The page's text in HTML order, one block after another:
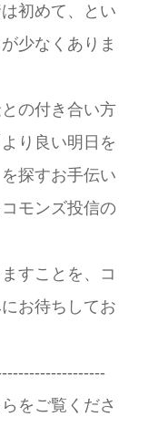
初めて、とい
少なくありま
の付き合い方
り良い明日を
探すお手伝い
モンズ投信の
すことを、コ
お待ちしてお
をご覧くださ